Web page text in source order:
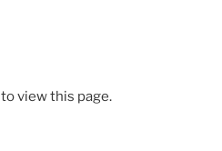
to view this page.